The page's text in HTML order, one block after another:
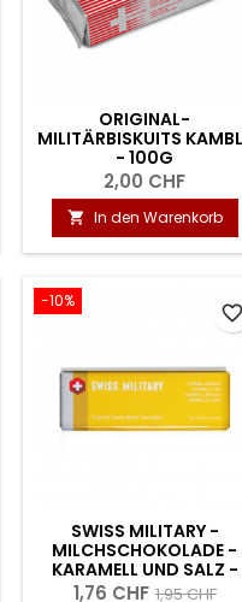
ORIGINAL-
MILITÄRBISKUITS
- 100G
2,00 CHF
 In den Warenkorb
-10%
SWISS MILITARY -
MILCHSCHOKOLADE -
KARAMELL UND SALZ -
50G
1,76 CHF 1,95 CHF
favorite_border